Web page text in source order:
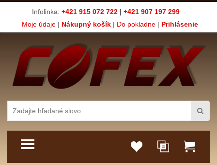
Infolinka: +421 915 072 722 | +421 907 197 299
Moje údaje| Nákupný košík| Do pokladne| Prihlásenie
TOGGLE MENU